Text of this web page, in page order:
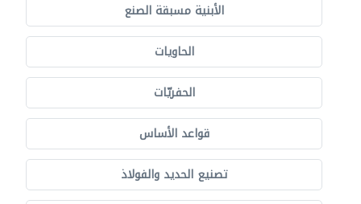
الأبنية مسبقة الصنع
الحاويات
الحفريّات
قواعد الأساس
تصنيع الحديد والفولاذ